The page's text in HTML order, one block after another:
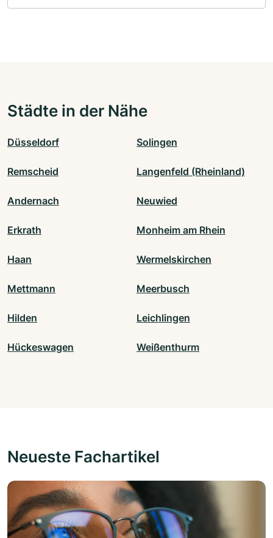
Städte in der Nähe
Düsseldorf Solingen
Remscheid Langenfeld (Rheinland)
Andernach Neuwied
Erkrath Monheim am Rhein
Haan Wermelskirchen
Mettmann Meerbusch
Hilden Leichlingen
Hückeswagen Weißenthurm
Neueste Fachartikel